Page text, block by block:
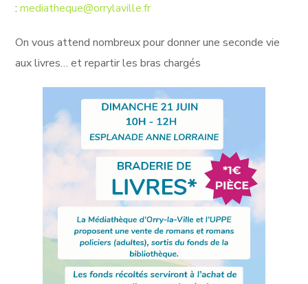
:mediatheque@orrylaville.fr
On vous attend nombreux pour donner une seconde vie
aux livres… et repartir les bras chargés